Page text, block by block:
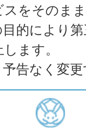
をそのま
目的により
ます。
告なく変